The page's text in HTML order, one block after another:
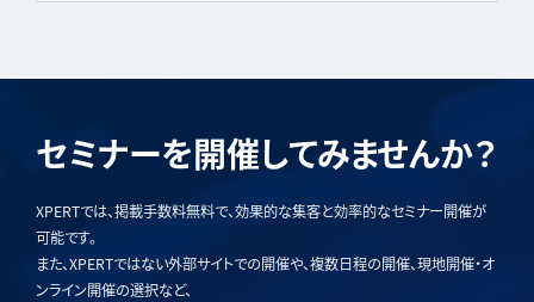
セミナーを開催してみませんか？
XPERTでは、掲載手数料無料で、効果的な集客と効率的なセミナー開催が
可能です。
また、XPERTではない外部サイトでの開催や、複数日程の開催、現地開催・オ
ンライン開催の選択など、